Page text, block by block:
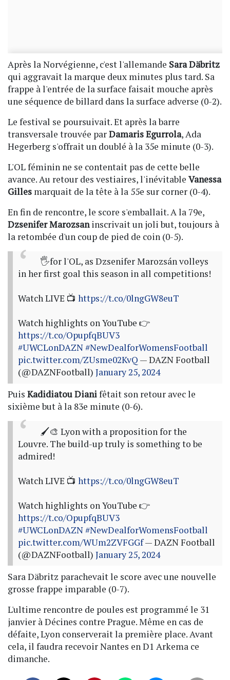
Après la Norvégienne, c'est l'allemande Sara Däbritz
qui aggravait la marque deux minutes plus tard. Sa
frappe à l'entrée de la surface faisait mouche après
une séquence de billard dans la surface adverse (0-2).
Le festival se poursuivait. Et après la barre
transversale trouvée parDamaris Egurrola, Ada
Hegerberg s'offrait un doublé à la 35e minute (0-3).
L'OL féminin ne se contentait pas de cette belle
avance. Au retour des vestiaires, l'inévitable Vanessa
Gilles marquait de la tête à la 55e sur corner (0-4).
En fin de rencontre, le score s'emballait. A la 79e,
Dzsenifer Marozsaninscrivait un joli but, toujours à
la retombée d'un coup de pied de coin (0-5).
🖐️for l'OL, as Dzsenifer Marozsán volleys
in her first goal this season in all competitions!
Watch LIVE 📺 https://t.co/0lngGW8euT
Watch highlights on YouTube 👉
https://t.co/OpupfqBUV3
#UWCLonDAZN#NewDealforWomensFootball
pic.twitter.com/ZUsme02KvQ — DAZN Football
(@DAZNFootball) January 25, 2024
Puis Kadidiatou Dianifêtait son retour avec le
sixième but à la 83e minute (0-6).
🖌️🎨 Lyon with a proposition for the
Louvre. The build-up truly is something to be
admired!
Watch LIVE 📺 https://t.co/0lngGW8euT
Watch highlights on YouTube 👉
https://t.co/OpupfqBUV3
#UWCLonDAZN#NewDealforWomensFootball
pic.twitter.com/WUm2ZVFGGf— DAZN Football
(@DAZNFootball) January 25, 2024
Sara Däbritz parachevait le score avec une nouvelle
grosse frappe imparable (0-7).
L'ultime rencontre de poules est programmé le 31
janvier à Décines contre Prague. Même en cas de
défaite, Lyon conserverait la première place. Avant
cela, il faudra recevoir Nantes en D1 Arkema ce
dimanche.